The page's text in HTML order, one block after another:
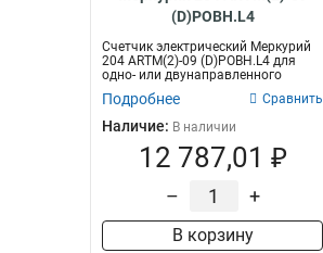
(D)POBH.L4
Счетчик электрический Меркурий
204 ARTM(2)-09 (D)POBH.L4 для
одно- или двунаправленного
многота...
Подробнее Сравнить
Наличие: В наличии
12 787,01 ₽
– +
В корзину